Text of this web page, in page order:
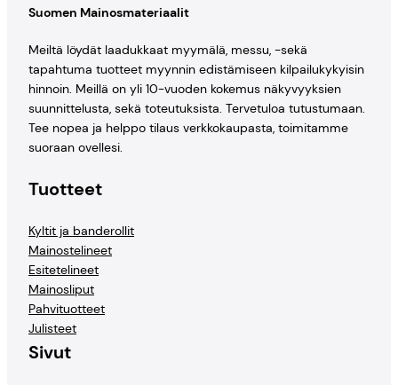
Suomen Mainosmateriaalit
Meiltä löydät laadukkaat myymälä, messu, -sekä
tapahtuma tuotteet myynnin edistämiseen kilpailukykyisin
hinnoin. Meillä on yli 10-vuoden kokemus näkyvyyksien
suunnittelusta, sekä toteutuksista. Tervetuloa tutustumaan.
Tee nopea ja helppo tilaus verkkokaupasta, toimitamme
suoraan ovellesi.
Tuotteet
Kyltit ja banderollit
Mainostelineet
Esitetelineet
Mainosliput
Pahvituotteet
Julisteet
Sivut